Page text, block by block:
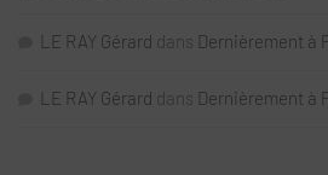
LE RAY Gérard dans Dernièrement à
LE RAY Gérard dans Dernièrement à